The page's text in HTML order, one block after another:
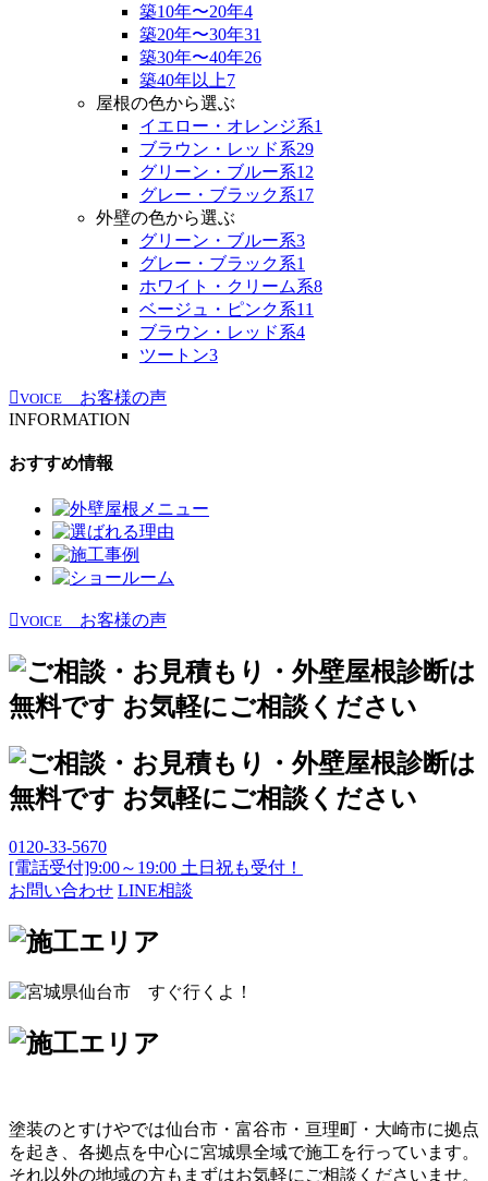
築10年〜20年4
築20年〜30年31
築30年〜40年26
築40年以上7
屋根の色から選ぶ
イエロー・オレンジ系1
ブラウン・レッド系29
グリーン・ブルー系12
グレー・ブラック系17
外壁の色から選ぶ
グリーン・ブルー系3
グレー・ブラック系1
ホワイト・クリーム系8
ベージュ・ピンク系11
ブラウン・レッド系4
ツートン3
VOICE
お客様の声
INFORMATION
おすすめ情報
VOICE お客様の声
0120-33-5670
[電話受付]9:00～19:00 土日祝も受付！
お問い合わせ LINE相談
塗装のとすけやでは仙台市・富谷市・亘理町・大崎市に拠点
を起き、各拠点を中心に宮城県全域で施工を行っています。
それ以外の地域の方もまずはお気軽にご相談くださいませ。